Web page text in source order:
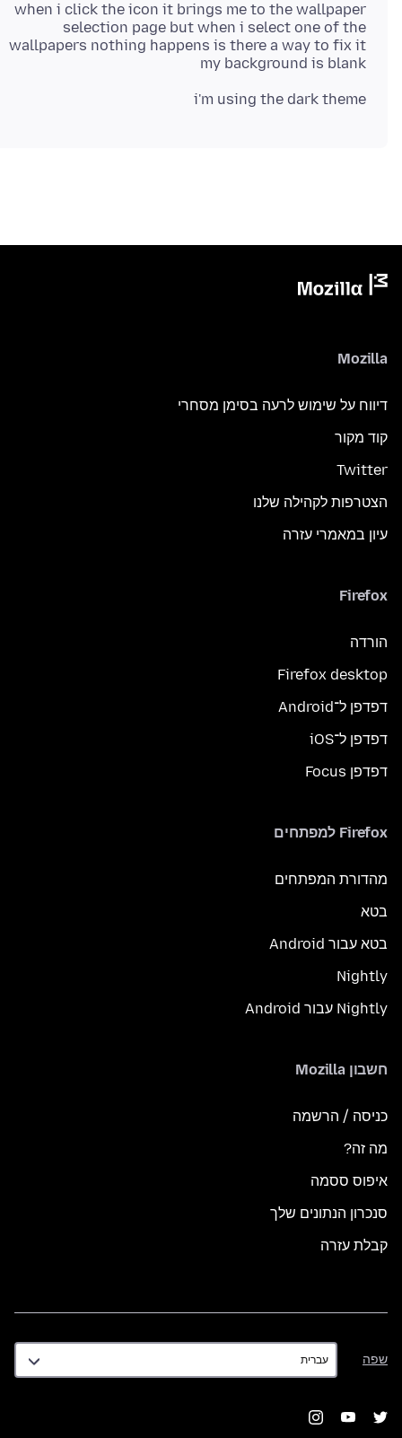
when i click the icon it brings me to the wallpaper
selection page but when i select one of the
wallpapers nothing happens is there a way to fix it
my background is blank
i'm using the dark theme
Mozilla
דיווח על שימוש לרעה בסימן מסחרי
קוד מקור
Twitter
הצטרפות לקהילה שלנו
עיון במאמרי עזרה
Firefox
הורדה
Firefox desktop
דפדפן ל־Android
דפדפן ל־iOS
דפדפן Focus
Firefox למפתחים
מהדורת המפתחים
בטא
בטא עבור Android
Nightly
Nightly עבור Android
חשבון Mozilla
כניסה / הרשמה
מה זה?
איפוס ססמה
סנכרון הנתונים שלך
קבלת עזרה
שפה
שפה